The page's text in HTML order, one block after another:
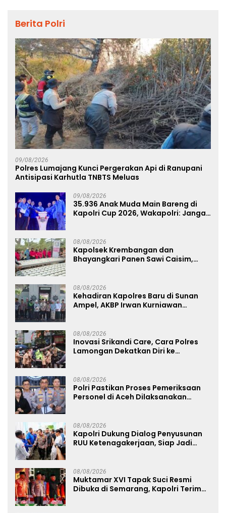
Berita Polri
09/08/2026
Polres Lumajang Kunci Pergerakan Api di Ranupani
Antisipasi Karhutla TNBTS Meluas
09/08/2026
35.936 Anak Muda Main Bareng di
Kapolri Cup 2026, Wakapolri: Jangan
08/08/2026
Kapolsek Krembangan dan
Bhayangkari Panen Sawi Caisim,
08/08/2026
Kehadiran Kapolres Baru di Sunan
Ampel, AKBP Irwan Kurniawan
08/08/2026
Inovasi Srikandi Care, Cara Polres
Lamongan Dekatkan Diri ke
08/08/2026
Polri Pastikan Proses Pemeriksaan
Personel di Aceh Dilaksanakan
08/08/2026
Kapolri Dukung Dialog Penyusunan
RUU Ketenagakerjaan, Siap Jadi
08/08/2026
Muktamar XVI Tapak Suci Resmi
Dibuka di Semarang, Kapolri Terima